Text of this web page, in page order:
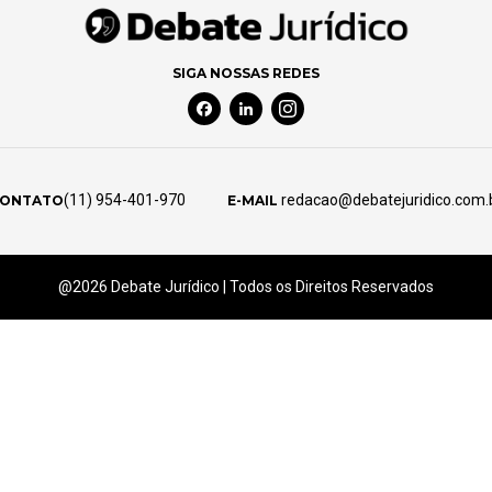
SIGA NOSSAS REDES
Facebook Social Media
Linkedin Social Media
Instagram Social Media
(11) 954-401-970 E-MAIL
@2026 Debate Jurídico | Todos os Direitos Reservados